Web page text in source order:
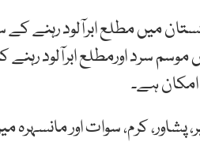
میں مطلع ابرآلود رہنے کے
سرد اورمطلع ابرآلود رہنے
امکان ہے۔
پشاور، کرم، سوات اور